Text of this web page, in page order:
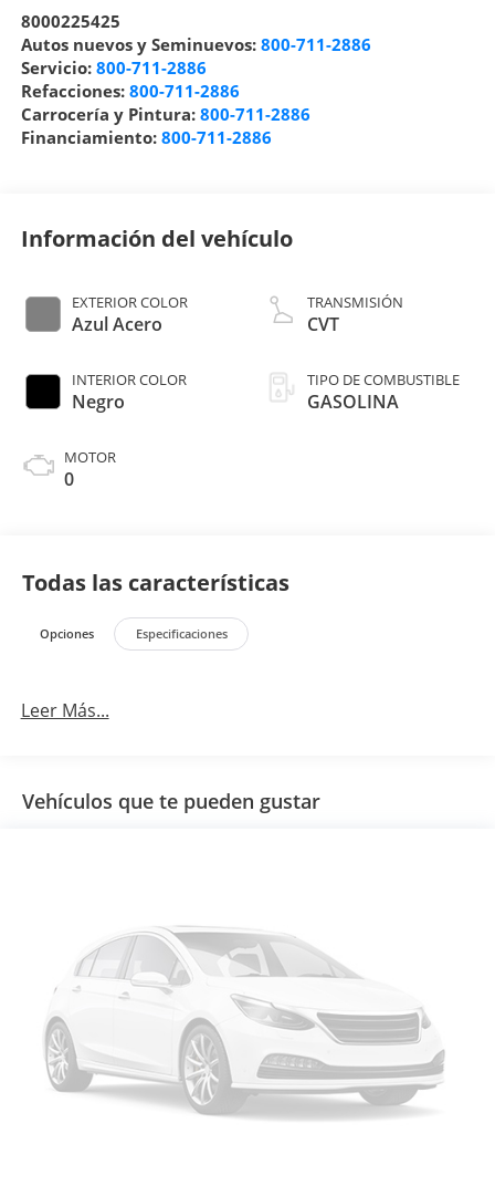
8000225425
Autos nuevos y Seminuevos: 800-711-2886
Servicio: 800-711-2886
Refacciones: 800-711-2886
Carrocería y Pintura: 800-711-2886
Financiamiento: 800-711-2886
Información del vehículo
EXTERIOR COLOR
Azul Acero
INTERIOR COLOR
Negro
MOTOR
0
TRANSMISIÓN
CVT
TIPO DE COMBUSTIBLE
GASOLINA
Todas las características
Opciones Especificaciones
Leer Más...
Vehículos que te pueden gustar